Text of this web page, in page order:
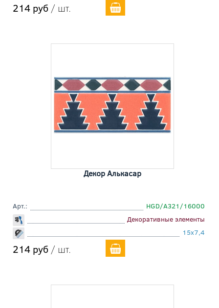
214 руб / шт.
Декор Алькасар
Арт.:
HGD/A321/16000
Декоративные элементы
15x7,4
214 руб / шт.